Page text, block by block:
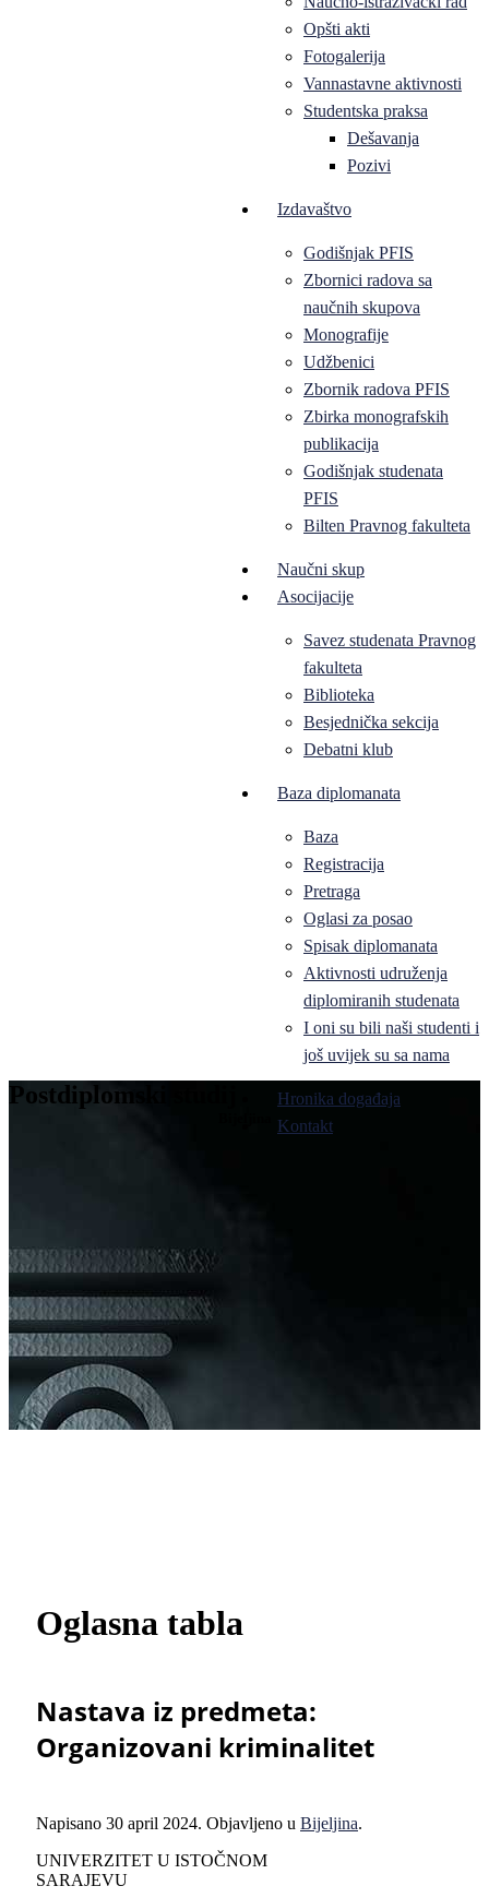
Opšti akti
Fotogalerija
Vannastavne aktivnosti
Studentska praksa
Dešavanja
Pozivi
Izdavaštvo
Godišnjak PFIS
Zbornici radova sa
naučnih skupova
Monografije
Udžbenici
Zbornik radova PFIS
Zbirka monografskih
publikacija
Godišnjak studenata
PFIS
Bilten Pravnog fakulteta
Naučni skup
Asocijacije
Savez studenata Pravnog
fakulteta
Biblioteka
Besjednička sekcija
Debatni klub
Baza diplomanata
Baza
Registracija
Pretraga
Oglasi za posao
Spisak diplomanata
Aktivnosti udruženja
diplomiranih studenata
I oni su bili naši studenti i
još uvijek su sa nama
Hronika događaja
Kontakt
Postdiplomski studij
Oglasna tabla
Nastava iz predmeta:
Organizovani kriminalitet
Napisano 30 april 2024. Objavljeno u Bijeljina.
UNIVERZITET U ISTOČNOM
SARAJEVU